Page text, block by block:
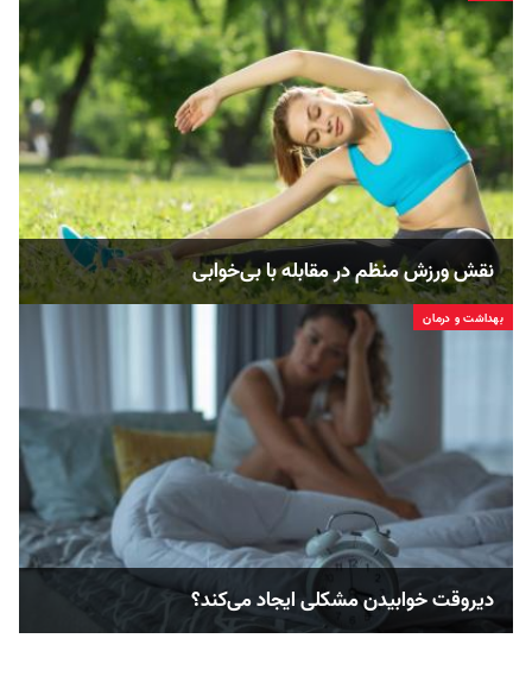
نقش ورزش منظم در مقابله با بی‌خوابی
بهداشت و درمان
دیروقت خوابیدن مشکلی ایجاد می‌کند؟